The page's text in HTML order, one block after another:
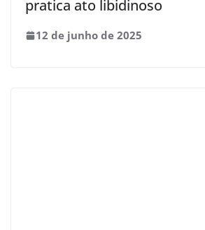
pratica ato libidinoso
12 de junho de 2025